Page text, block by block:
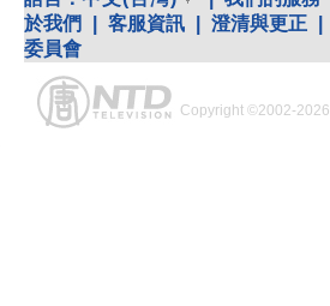
於我們
客服資訊 澄清與更正
委員會
Copyright ©2002-2026